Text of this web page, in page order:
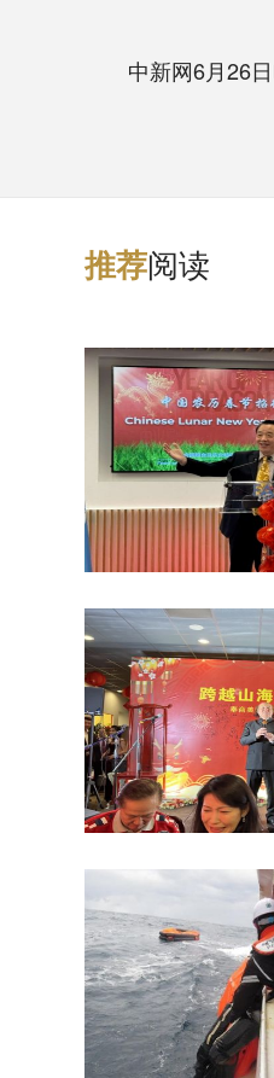
中新网6月26日
推荐阅读